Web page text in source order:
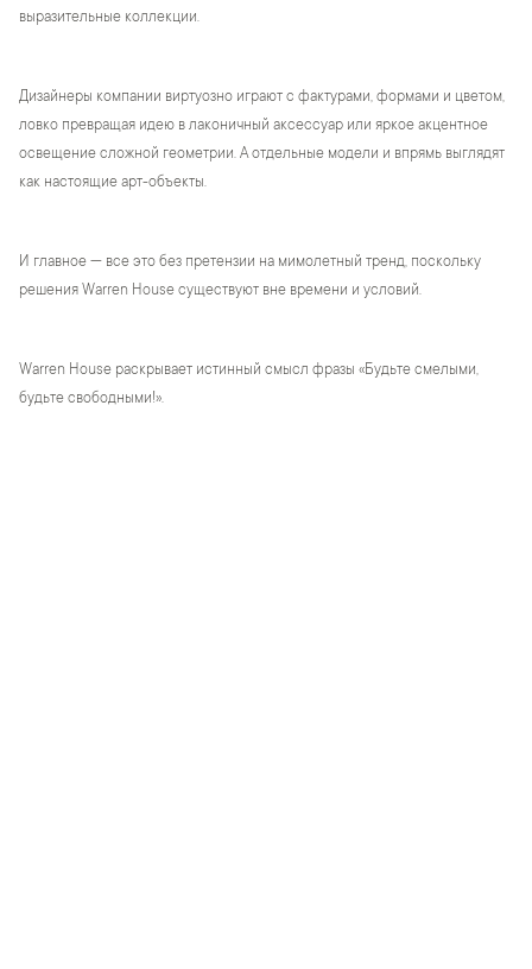
выразительные коллекции.
Дизайнеры компании виртуозно играют с фактурами, формами и цветом,
ловко превращая идею в лаконичный аксессуар или яркое акцентное
освещение сложной геометрии. А отдельные модели и впрямь выглядят
как настоящие арт-объекты.
И главное — все это без претензии на мимолетный тренд, поскольку
решения Warren House существуют вне времени и условий.
Warren House раскрывает истинный смысл фразы «Будьте смелыми,
будьте свободными!».